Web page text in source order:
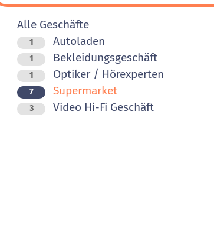
Alle Geschäfte
1 Autoladen
1 Bekleidungsgeschäft
1 Optiker / Hörexperten
7 Supermarket
3 Video Hi-Fi Geschäft